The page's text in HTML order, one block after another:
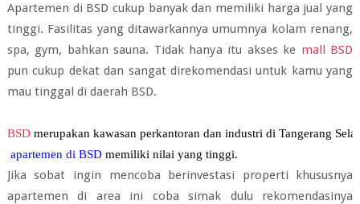
Apartemen di BSD cukup banyak dan memiliki harga jual yang
tinggi. Fasilitas yang ditawarkannya umumnya kolam renang,
spa, gym, bahkan sauna. Tidak hanya itu akses ke mall BSD
pun cukup dekat dan sangat direkomendasi untuk kamu yang
mau tinggal di daerah BSD.
BSD merupakan kawasan perkantoran dan industri di Tangerang
apartemen di BSD memiliki nilai yang tinggi.
Jika sobat ingin mencoba berinvestasi properti khususnya
apartemen di area ini coba simak dulu rekomendasinya